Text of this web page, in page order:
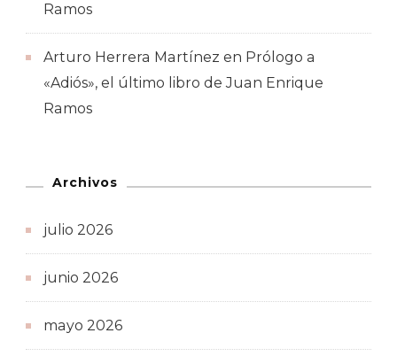
Ramos
Arturo Herrera Martínez en Prólogo a
«Adiós», el último libro de Juan Enrique
Ramos
Archivos
julio 2026
junio 2026
mayo 2026